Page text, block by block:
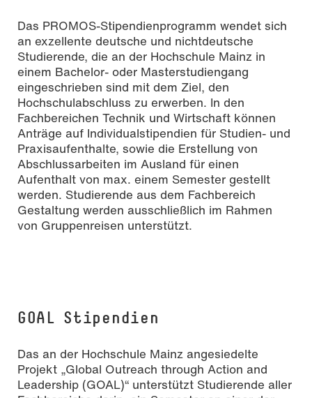
Das PROMOS-Stipendienprogramm wendet sich
an exzellente deutsche und nichtdeutsche
Studierende, die an der Hochschule Mainz in
einem Bachelor- oder Masterstudiengang
eingeschrieben sind mit dem Ziel, den
Hochschulabschluss zu erwerben. In den
Fachbereichen Technik und Wirtschaft können
Anträge auf Individualstipendien für Studien- und
Praxisaufenthalte, sowie die Erstellung von
Abschlussarbeiten im Ausland für einen
Aufenthalt von max. einem Semester gestellt
werden. Studierende aus dem Fachbereich
Gestaltung werden ausschließlich im Rahmen
von Gruppenreisen unterstützt.
GOAL Stipendien
Das an der Hochschule Mainz angesiedelte
Projekt „Global Outreach through Action and
Leadership (GOAL)“ unterstützt Studierende aller